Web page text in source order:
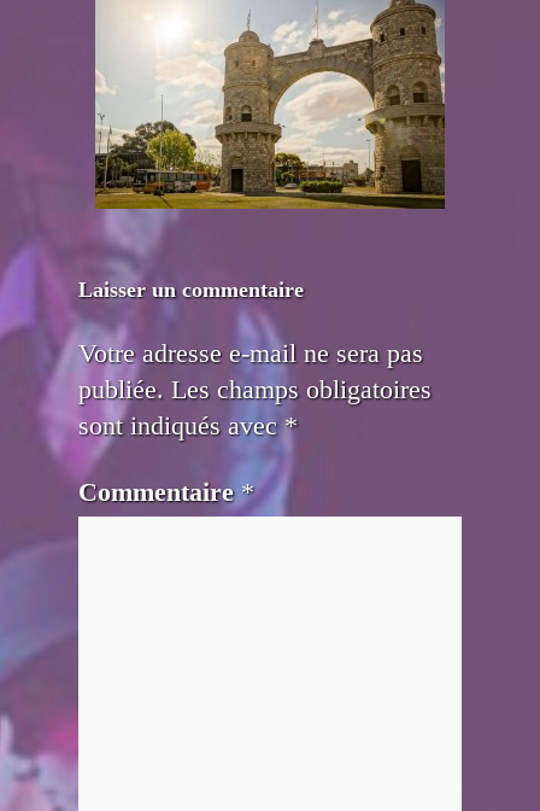
Laisser un commentaire
Votre adresse e-mail ne sera pas
publiée. Les champs obligatoires
sont indiqués avec *
Commentaire *